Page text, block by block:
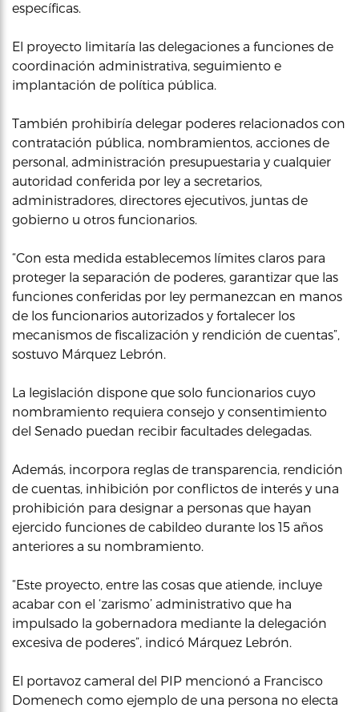
específicas.
El proyecto limitaría las delegaciones a funciones de
coordinación administrativa, seguimiento e
implantación de política pública.
También prohibiría delegar poderes relacionados con
contratación pública, nombramientos, acciones de
personal, administración presupuestaria y cualquier
autoridad conferida por ley a secretarios,
administradores, directores ejecutivos, juntas de
gobierno u otros funcionarios.
“Con esta medida establecemos límites claros para
proteger la separación de poderes, garantizar que las
funciones conferidas por ley permanezcan en manos
de los funcionarios autorizados y fortalecer los
mecanismos de fiscalización y rendición de cuentas”,
sostuvo Márquez Lebrón.
La legislación dispone que solo funcionarios cuyo
nombramiento requiera consejo y consentimiento
del Senado puedan recibir facultades delegadas.
Además, incorpora reglas de transparencia, rendición
de cuentas, inhibición por conflictos de interés y una
prohibición para designar a personas que hayan
ejercido funciones de cabildeo durante los 15 años
anteriores a su nombramiento.
“Este proyecto, entre las cosas que atiende, incluye
acabar con el ‘zarismo’ administrativo que ha
impulsado la gobernadora mediante la delegación
excesiva de poderes”, indicó Márquez Lebrón.
El portavoz cameral del PIP mencionó a Francisco
Domenech como ejemplo de una persona no electa